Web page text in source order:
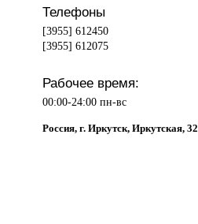
Телефоны
[3955] 612450
[3955] 612075
Рабочее время:
00:00-24:00 пн-вс
Россия, г. Иркутск, Иркутская, 32